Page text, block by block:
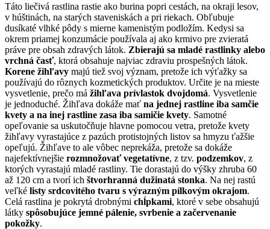
Táto liečivá rastlina rastie ako burina popri cestách, na okraji lesov,
v húštinách, na starých staveniskách a pri riekach. Obľubuje
dusíkaté vlhké pôdy s mierne kamenistým podložím. Kedysi sa
okrem priamej konzumácie používala aj ako krmivo pre zvieratá
práve pre obsah zdravých látok. Zbierajú sa mladé rastlinky alebo
vrchná časť, ktorá obsahuje najviac zdraviu prospešných látok.
Korene žihľavy majú tiež svoj význam, pretože ich výťažky sa
používajú do rôznych kozmetických produktov. Určite je na mieste
vysvetlenie, prečo má žihľava prívlastok dvojdomá. Vysvetlenie
je jednoduché. Žihľava dokáže mať na jednej rastline iba samčie
kvety a na inej rastline zasa iba samičie kvety. Samotné
opeľovanie sa uskutočňuje hlavne pomocou vetra, pretože kvety
žihľavy vyrastajúce z pazúch protistojných listov sa hmyzu ťažšie
opeľujú. Žihľave to ale vôbec neprekáža, pretože sa dokáže
najefektívnejšie rozmnožovať vegetatívne, z tzv. podzemkov, z
ktorých vyrastajú mladé rastliny. Tie dorastajú do výšky zhruba 60
až 120 cm a tvorí ich štvorhranná dužinatá stonka. Na nej rastú
veľké listy srdcovitého tvaru s výrazným pílkovým okrajom.
Celá rastlina je pokrytá drobnými chĺpkami, ktoré v sebe obsahujú
látky spôsobujúce jemné pálenie, svrbenie a začervenanie
pokožky.